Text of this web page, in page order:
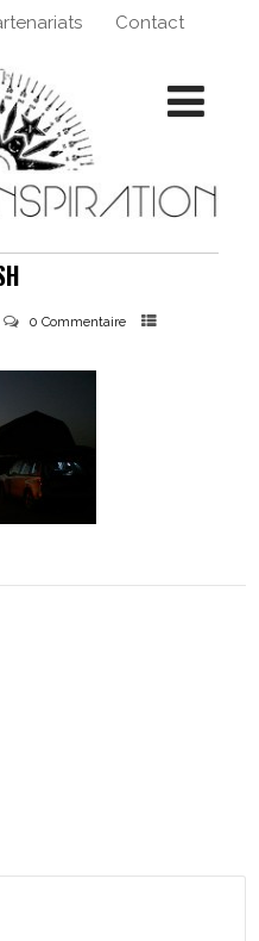
Contact
0 Commentaire